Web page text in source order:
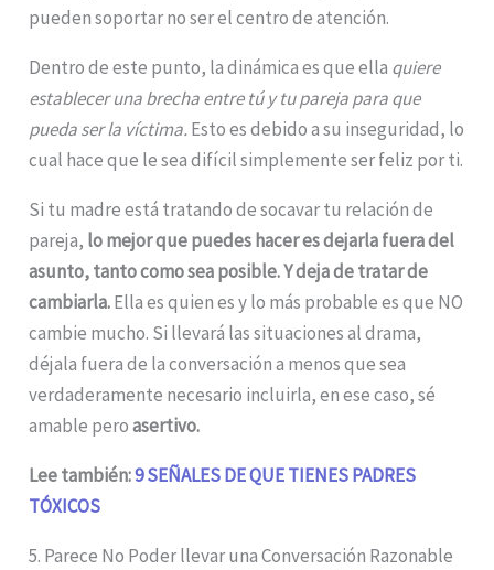
pueden soportar no ser el centro de atención.
Dentro de este punto, la dinámica es que ella quiere
establecer una brecha entre tú y tu pareja para que
pueda ser la víctima.Esto es debido a su inseguridad, lo
cual hace que le sea difícil simplemente ser feliz por ti.
Si tu madre está tratando de socavar tu relación de
pareja, lo mejor que puedes hacer es dejarla fuera del
asunto, tanto como sea posible. Y deja de tratar de
cambiarla.Ella es quien es y lo más probable es que NO
cambie mucho. Si llevará las situaciones al drama,
déjala fuera de la conversación a menos que sea
verdaderamente necesario incluirla, en ese caso, sé
amable peroasertivo.
Lee también:9 SEÑALES DE QUE TIENES PADRES
TÓXICOS
5. Parece No Poder llevar una Conversación Razonable